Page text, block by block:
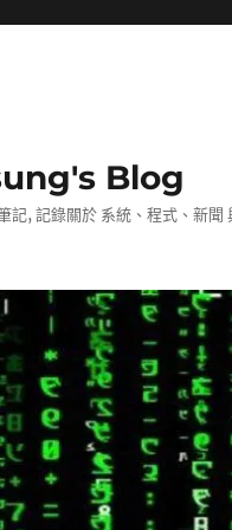
Blog
記, 記錄關於 系統、程式、新聞